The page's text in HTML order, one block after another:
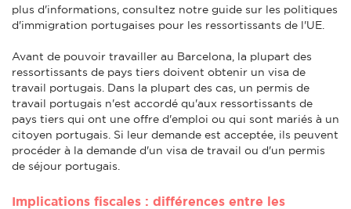
plus d'informations, consultez notre guide sur les politiques
d'immigration portugaises pour les ressortissants de l'UE.
Avant de pouvoir travailler au Barcelona, la plupart des
ressortissants de pays tiers doivent obtenir un visa de
travail portugais. Dans la plupart des cas, un permis de
travail portugais n'est accordé qu'aux ressortissants de
pays tiers qui ont une offre d'emploi ou qui sont mariés à un
citoyen portugais. Si leur demande est acceptée, ils peuvent
procéder à la demande d'un visa de travail ou d'un permis
de séjour portugais.
Implications fiscales : différences entre les